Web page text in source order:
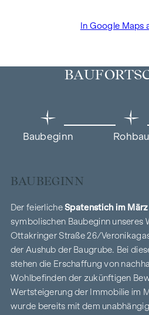
In Google Maps
Baubeginn Rohbau
BAUBEGINN
Der feierlicheSpatenstich im März
symbolischen Baubeginn unseres
Ottakringer Straße 26/
der Aushub der Baugrube. Bei
stehen die Erschaffung von
Wohlbefinden der zukünftigen
Wertsteigerung der Immobilie im
wurde bereits mit dem